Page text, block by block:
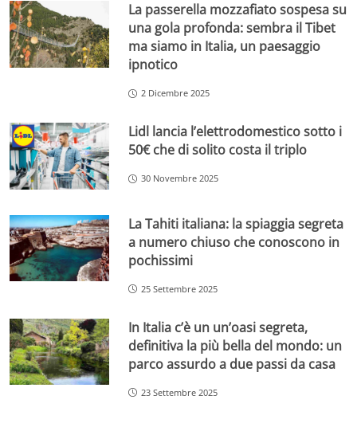
La passerella mozzafiato sospesa su
una gola profonda: sembra il Tibet
ma siamo in Italia, un paesaggio
ipnotico
2 Dicembre 2025
Lidl lancia l’elettrodomestico sotto i
50€ che di solito costa il triplo
30 Novembre 2025
La Tahiti italiana: la spiaggia segreta
a numero chiuso che conoscono in
pochissimi
25 Settembre 2025
In Italia c’è un un’oasi segreta,
definitiva la più bella del mondo: un
parco assurdo a due passi da casa
23 Settembre 2025